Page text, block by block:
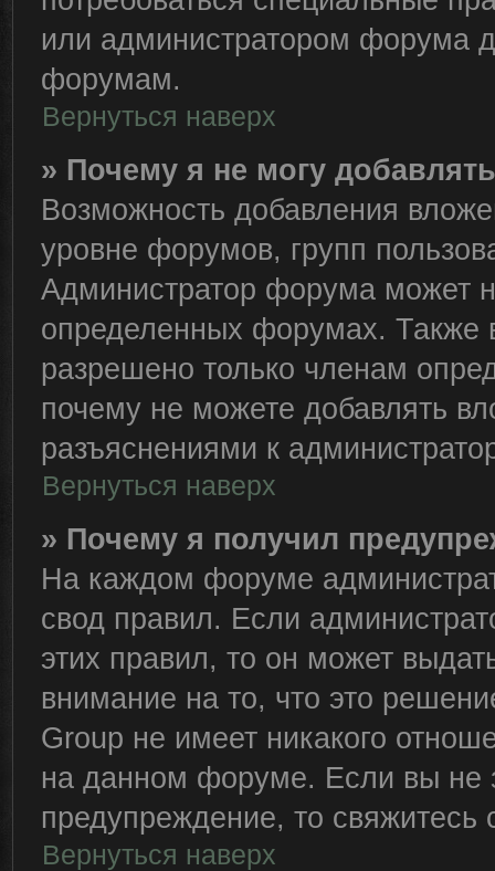
или администратором форума
форумам.
Вернуться наверх
» Почему я не могу
Возможность добавления
уровне форумов, групп
Администратор форума может
определенных форумах. Также
разрешено только членам
почему не можете добавлять
разъяснениями к
Вернуться наверх
» Почему я получил
На каждом форуме
свод правил. Если
этих правил, то он может
внимание на то, что это
Group не имеет никакого
на данном форуме. Если вы не
предупреждение, то
Вернуться наверх